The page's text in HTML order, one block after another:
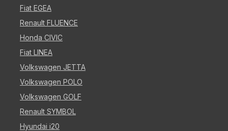
Fiat EGEA
Renault FLUENCE
Honda CIVIC
Fiat LINEA
Volkswagen JETTA
Volkswagen POLO
Volkswagen GOLF
Renault SYMBOL
Hyundai i20